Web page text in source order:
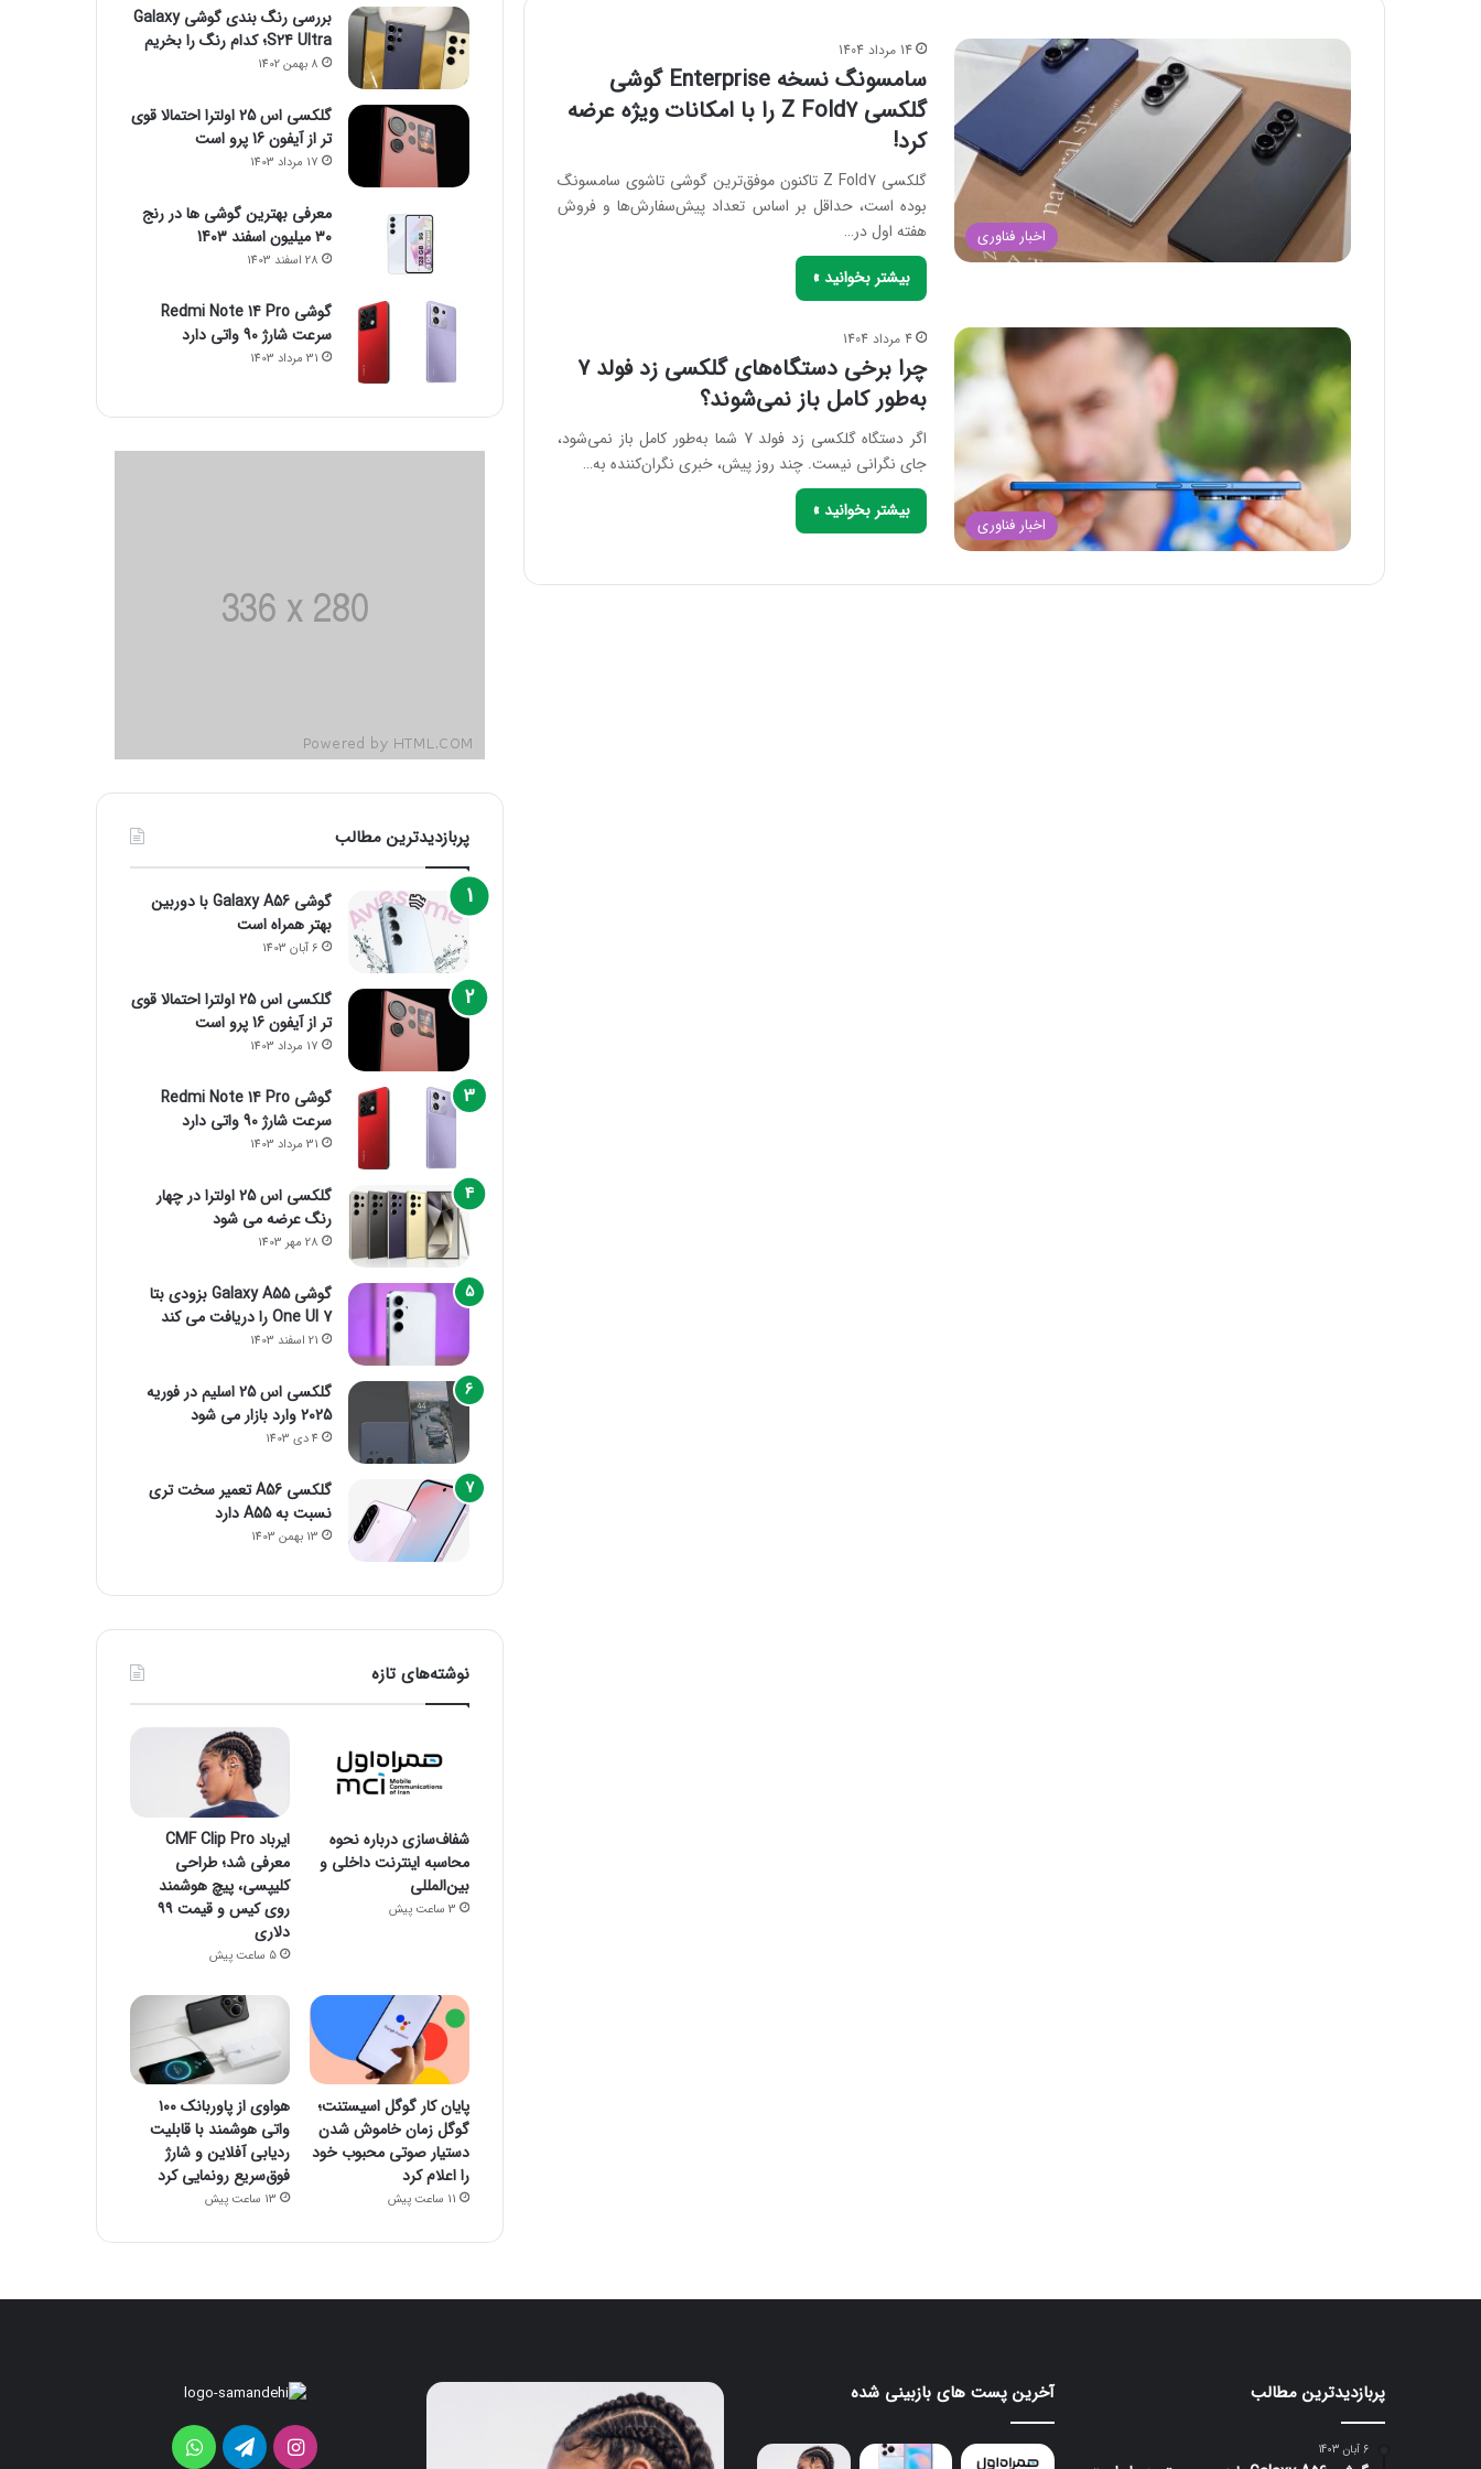
اخبار فناوری
14 مرداد 1404
سامسونگ نسخه Enterprise گوشی
گلکسی Z Fold7 را با امکانات ویژه عرضه
کرد!
گلکسی Z Fold7 تاکنون موفق‌ترین گوشی تاشوی سامسونگ
بوده است، حداقل بر اساس تعداد پیش‌سفارش‌ها و فروش
هفته اول در…
بیشتر بخوانید »
اخبار فناوری
4 مرداد 1404
چرا برخی دستگاه‌های گلکسی زد فولد 7
به‌طور کامل باز نمی‌شوند؟
اگر دستگاه گلکسی زد فولد 7 شما به‌طور کامل باز نمی‌شود،
جای نگرانی نیست. چند روز پیش، خبری نگران‌کننده به…
بیشتر بخوانید »
بررسی رنگ بندی گوشی Galaxy
S24 Ultra؛ کدام رنگ را بخریم
8 بهمن 1402
گلکسی اس 25 اولترا احتمالا قوی
تر از آیفون 16 پرو است
17 مرداد 1403
معرفی بهترین گوشی ها در رنج
۳۰ میلیون اسفند 1403
28 اسفند 1403
گوشی Redmi Note 14 Pro
سرعت شارژ 90 واتی دارد
31 مرداد 1403
پربازدیدترین مطالب
گوشی Galaxy A56 با دوربین
بهتر همراه است
6 آبان 1403
گلکسی اس 25 اولترا احتمالا قوی
تر از آیفون 16 پرو است
17 مرداد 1403
گوشی Redmi Note 14 Pro
سرعت شارژ 90 واتی دارد
31 مرداد 1403
گلکسی اس 25 اولترا در چهار
رنگ عرضه می شود
28 مهر 1403
گوشی Galaxy A55 بزودی بتا
One UI 7 را دریافت می کند
21 اسفند 1403
گلکسی اس 25 اسلیم در فوریه
2025 وارد بازار می شود
4 دی 1403
گلکسی A56 تعمیر سخت تری
نسبت به A55 دارد
13 بهمن 1403
نوشته‌های تازه
شفاف‌سازی درباره نحوه
محاسبه اینترنت داخلی و
بین‌المللی
3 ساعت پیش
ایرباد CMF Clip Pro
معرفی شد؛ طراحی
کلیپسی، پیچ هوشمند
روی کیس و قیمت ۹۹
دلاری
5 ساعت پیش
پایان کار گوگل اسیستنت؛
گوگل زمان خاموش شدن
دستیار صوتی محبوب خود
را اعلام کرد
11 ساعت پیش
هواوی از پاوربانک ۱۰۰
واتی هوشمند با قابلیت
ردیابی آفلاین و شارژ
فوق‌سریع رونمایی کرد
13 ساعت پیش
پربازدیدترین مطالب
6 آبان 1403
آخرین پست های بازبینی شده
موتورولا
عجیب
هواوی
nova
16
SE
ایرباد
CMF
Clip
Pro
اینستاگرامتلگرام واتس